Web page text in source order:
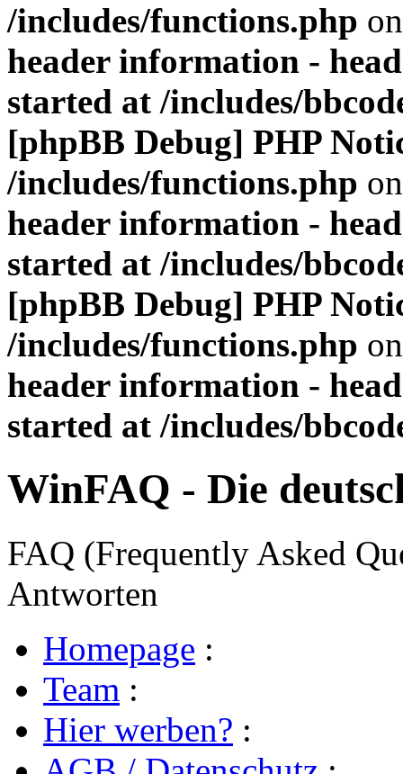
/includes/functions.php
header information -
started at /includes/
[phpBB Debug] PHP
/includes/functions.php
header information -
started at /includes/
[phpBB Debug] PHP
/includes/functions.php
header information -
started at /includes/
WinFAQ - Die
FAQ (Frequently Asked
Antworten
Homepage :
Team :
Hier werben? :